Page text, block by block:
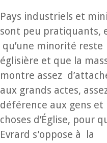
Pays industriels et
sont peu pratiquants,
qu’une minorité reste
églisière et que la
montre assez
aux grands actes,
déférence aux gens
choses d’Église, pour
Evrard s’oppose à la